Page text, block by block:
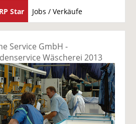
Star Jobs / Verkäufe
u
c
Service GmbH -
Wäscherei 2013